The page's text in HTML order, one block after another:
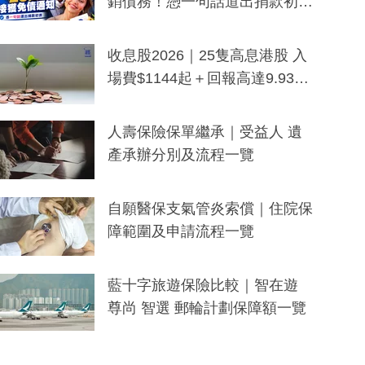
一度被誤當詐騙手段
收息股2026｜25隻高息港股 入
場費$1144起＋回報高達9.93
人壽保險保單繼承｜受益人 遺
產承辦分別及流程一覽
自願醫保支氣管炎索償｜住院保
障範圍及申請流程一覽
藍十字旅遊保險比較｜智在遊
尊尚 智選 郵輪計劃保障額一覽